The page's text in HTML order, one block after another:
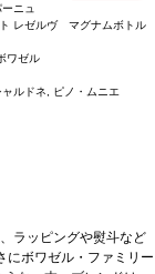
ニュ
レゼルヴ マグナムボトル
ワゼル
ルドネ, ピノ・ムニエ
ラッピングや熨斗など